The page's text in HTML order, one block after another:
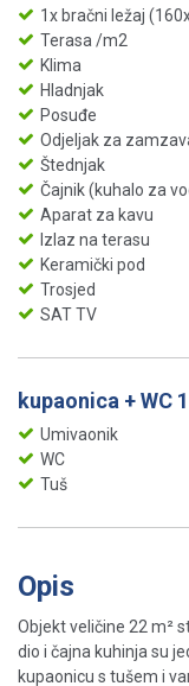
1x bračni ležaj
Terasa /m2
Klima
Hladnjak
Posuđe
Odjeljak za
Štednjak
Čajnik (kuhalo za
Aparat za kavu
Izlaz na terasu
Keramički pod
Trosjed
SAT TV
kupaonica + WC 1
Umivaonik
WC
Tuš
Opis
Objekt veličine 22 m²
dio i čajna kuhinja su
kupaonicu s tušem i